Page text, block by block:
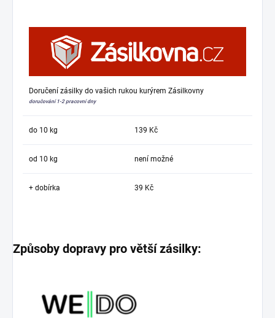
Doručení zásilky do vašich rukou kurýrem Zásilkovny
doručování 1-2 pracovní dny
do 10 kg 139 Kč
od 10 kg není možné
+ dobírka 39 Kč
Způsoby dopravy pro větší zásilky: